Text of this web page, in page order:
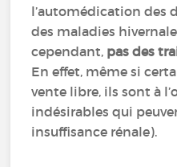
l’automédication des
des maladies
cependant, pas des
En effet, même si
vente libre, ils sont à
indésirables qui
insuffisance rénale).